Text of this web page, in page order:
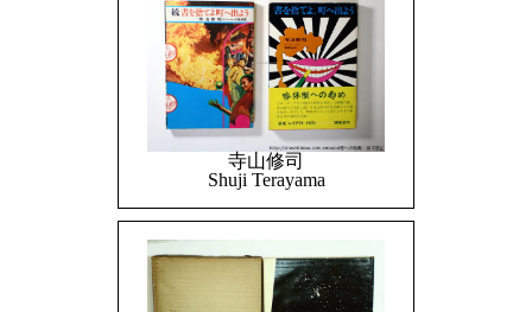
寺山修司
Shuji Terayama